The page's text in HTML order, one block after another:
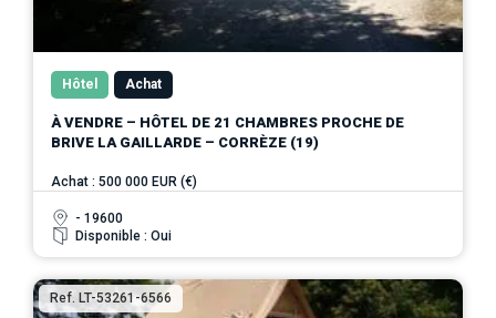
Hôtel Achat
À VENDRE – HÔTEL DE 21 CHAMBRES PROCHE DE
BRIVE LA GAILLARDE – CORRÈZE (19)
Achat : 500 000 EUR (€)
- 19600
Disponible : Oui
Ref. LT-53261-6566